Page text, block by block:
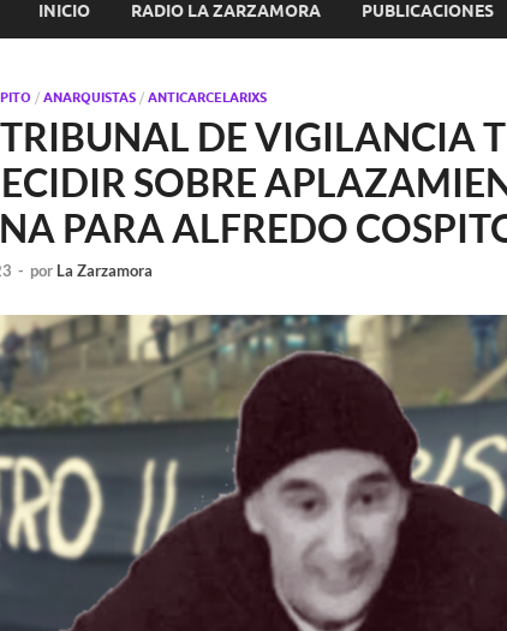
INICIO RADIO LA ZARZAMORA PUBLICACIONES
/ ANARQUISTAS/ ANTICARCELARIXS
DE VIGILANCIA
SOBRE
PARA ALFREDO
- por La Zarzamora